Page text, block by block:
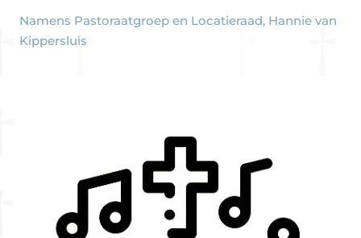
Namens Pastoraatgroep en Locatieraad, Hannie van
Kippersluis